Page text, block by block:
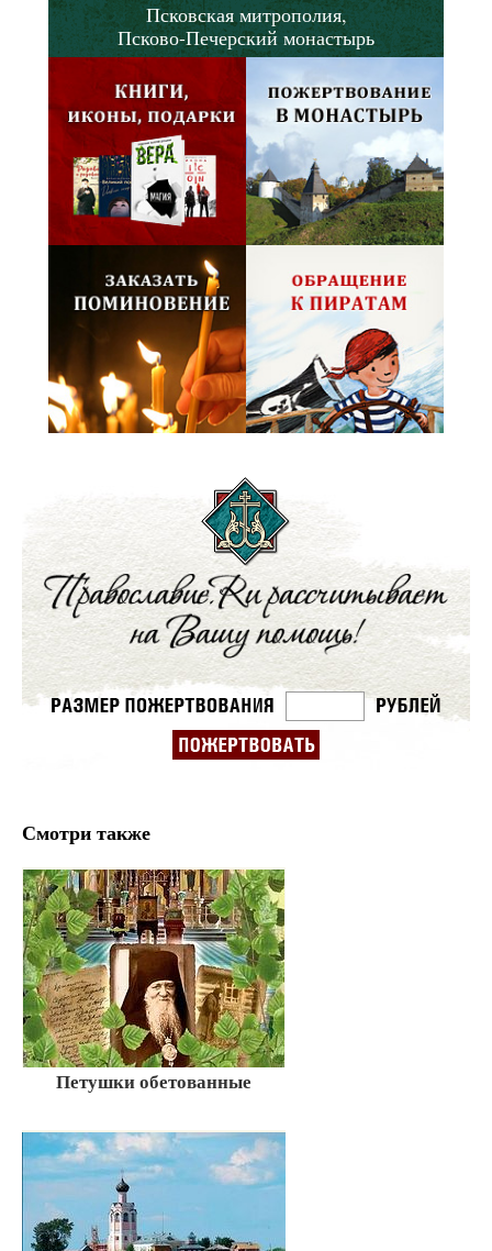
Псковская митрополия,
Псково-Печерский монастырь
Смотри также
Петушки обетованные